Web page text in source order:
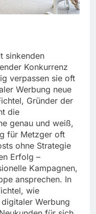
sinkenden
Konkurrenz
verpassen sie oft
Werbung neue
Gründer der
die
genau und weiß,
für Metzger oft
ohne Strategie
Erfolg –
Kampagnen,
ansprechen. In
wie
Werbung